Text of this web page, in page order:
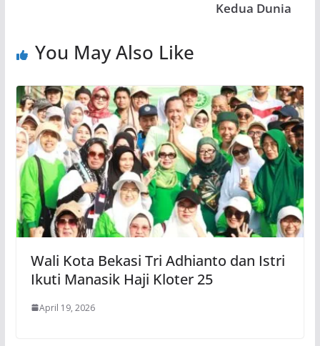
Kedua Dunia
You May Also Like
Wali Kota Bekasi Tri Adhianto dan Istri
Ikuti Manasik Haji Kloter 25
April 19, 2026